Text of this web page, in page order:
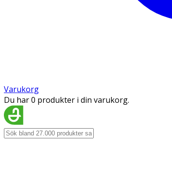
Varukorg
Du har 0 produkter i din varukorg.